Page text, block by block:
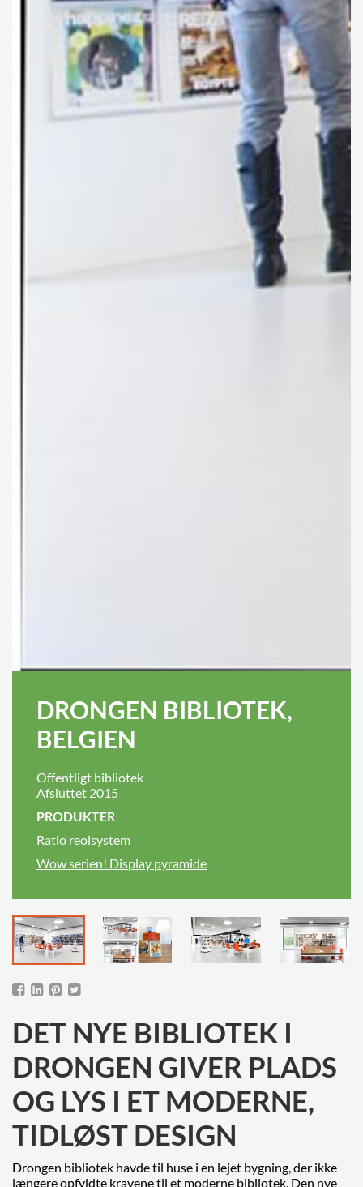
DRONGEN BIBLIOTEK,
BELGIEN
Offentligt bibliotek
Afsluttet 2015
PRODUKTER
Ratio reolsystem
Wow serien! Display pyramide
DET NYE BIBLIOTEK I
DRONGEN GIVER PLADS
OG LYS I ET MODERNE,
TIDLØST DESIGN
Drongen bibliotek havde til huse i en lejet bygning, der ikke
længere opfyldte kravene til et moderne bibliotek. Den nye